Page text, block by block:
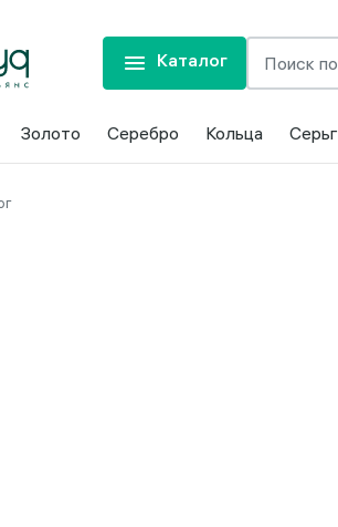
Каталог
Золото Серебро Кольца